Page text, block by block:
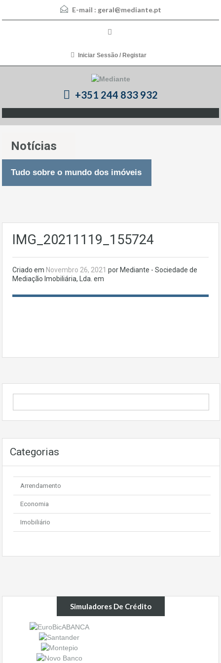
E-mail : geral@mediante.pt
Iniciar Sessão / Registar
+351 244 833 932
Notícias
Tudo sobre o mundo dos imóveis
IMG_20211119_155724
Criado em Novembro 26, 2021 por Mediante - Sociedade de
Mediação Imobiliária, Lda. em
Categorias
Arrendamento
Economia
Imobiliário
Simuladores De Crédito